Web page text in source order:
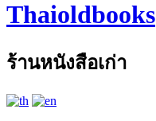
Thaioldbooks
ร้านหนังสือเก่า